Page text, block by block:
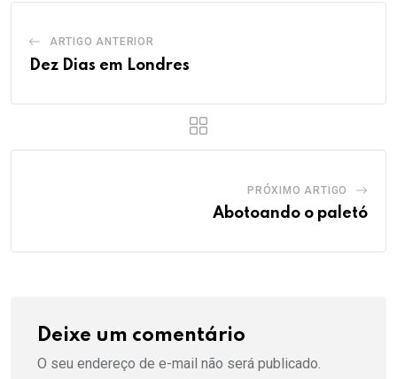
ARTIGO ANTERIOR
Dez Dias em Londres
PRÓXIMO ARTIGO
Abotoando o paletó
Deixe um comentário
O seu endereço de e-mail não será publicado.